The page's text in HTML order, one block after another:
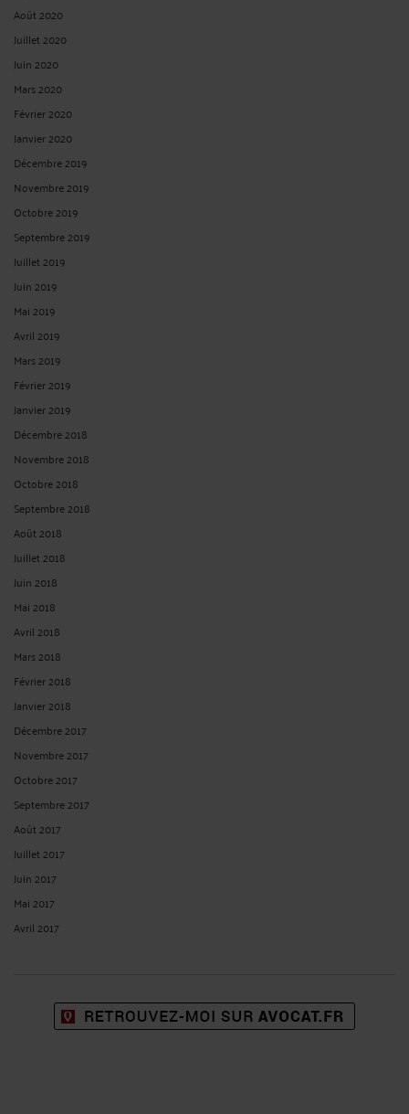
Août 2020
Juillet 2020
Juin 2020
Mars 2020
Février 2020
Janvier 2020
Décembre 2019
Novembre 2019
Octobre 2019
Septembre 2019
Juillet 2019
Juin 2019
Mai 2019
Avril 2019
Mars 2019
Février 2019
Janvier 2019
Décembre 2018
Novembre 2018
Octobre 2018
Septembre 2018
Août 2018
Juillet 2018
Juin 2018
Mai 2018
Avril 2018
Mars 2018
Février 2018
Janvier 2018
Décembre 2017
Novembre 2017
Octobre 2017
Septembre 2017
Août 2017
Juillet 2017
Juin 2017
Mai 2017
Avril 2017